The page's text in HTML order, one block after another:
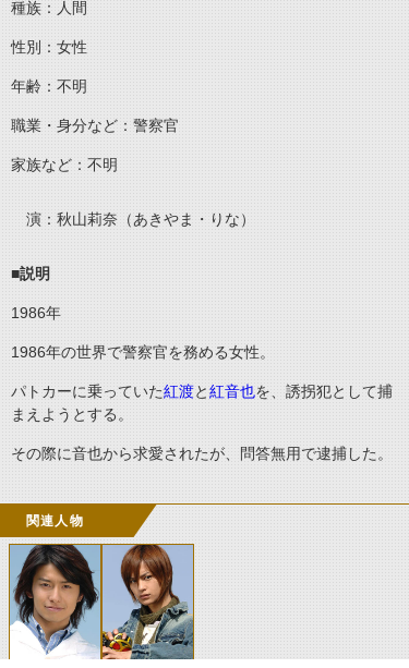
種族：人間
性別：女性
年齢：不明
職業・身分など：警察官
家族など：不明
演：秋山莉奈（あきやま・りな）
■説明
1986年
1986年の世界で警察官を務める女性。
パトカーに乗っていた紅渡と紅音也を、誘拐犯として捕
まえようとする。
その際に音也から求愛されたが、問答無用で逮捕した。
関連人物